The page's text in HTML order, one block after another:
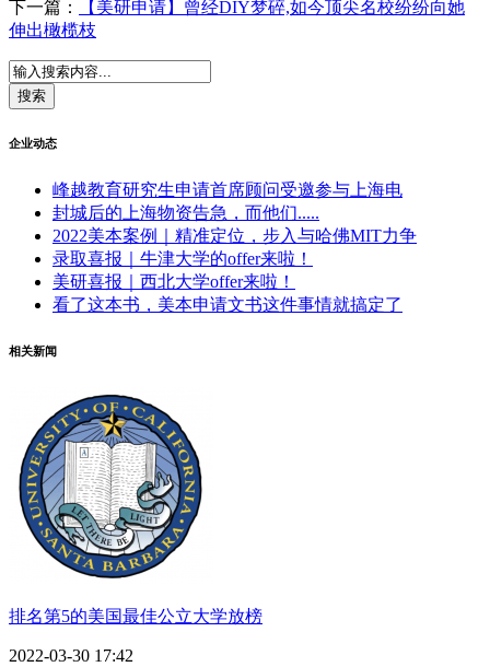
下一篇：
【美研申请】曾经DIY梦碎,如今顶尖名校纷纷向她
伸出橄榄枝
企业动态
峰越教育研究生申请首席顾问受邀参与上海电
封城后的上海物资告急，而他们.....
2022美本案例｜精准定位，步入与哈佛MIT力争
录取喜报｜牛津大学的offer来啦！
美研喜报｜西北大学offer来啦！
看了这本书，美本申请文书这件事情就搞定了
相关新闻
排名第5的美国最佳公立大学放榜
2022-03-30 17:42